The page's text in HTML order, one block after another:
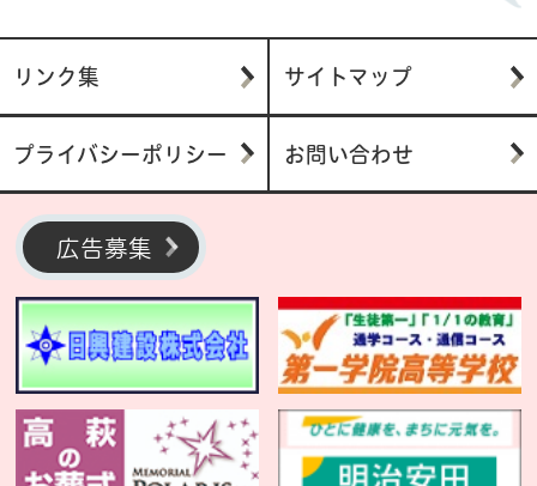
リンク集 サイトマップ
プライバシーポリシー お問い合わせ
広告募集